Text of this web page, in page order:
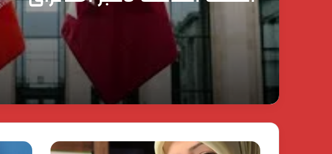
الحرس الثوري يخـ ـترق البحرين!
القصة الكاملة لأكبر اختـ ـراق
إيراني لمملكة البحرين؟
عضوية المجموعة الوزارية لريادة
الأعمال